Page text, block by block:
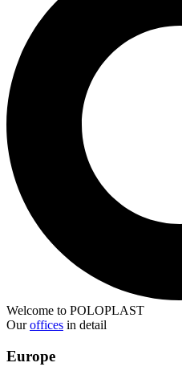
Welcome to POLOPLAST
Ouroffices in detail
Europe